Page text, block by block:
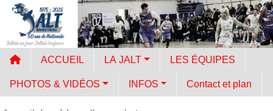
ACCUEIL LA JALT LES ÉQUIPES
PHOTOS & VIDÉOS INFOS Contact et plan
Panneau de gestion des cookies